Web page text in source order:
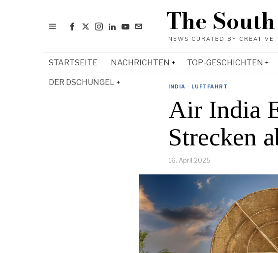
The
STARTSEITE NACHRICHTEN TOP-GESCHICHTEN
DER DSCHUNGEL INDIA · LUFTFAHRT
Air India
Strecken
16. April 2025